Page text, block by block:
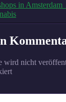
in Amsterdam
wird nicht